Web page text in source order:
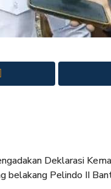
Deklarasi
belakang Pelindo II